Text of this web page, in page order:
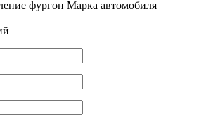
фургон Марка автомобиля